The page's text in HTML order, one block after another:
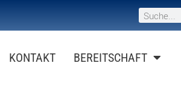
KONTAKT BEREITSCHAFT